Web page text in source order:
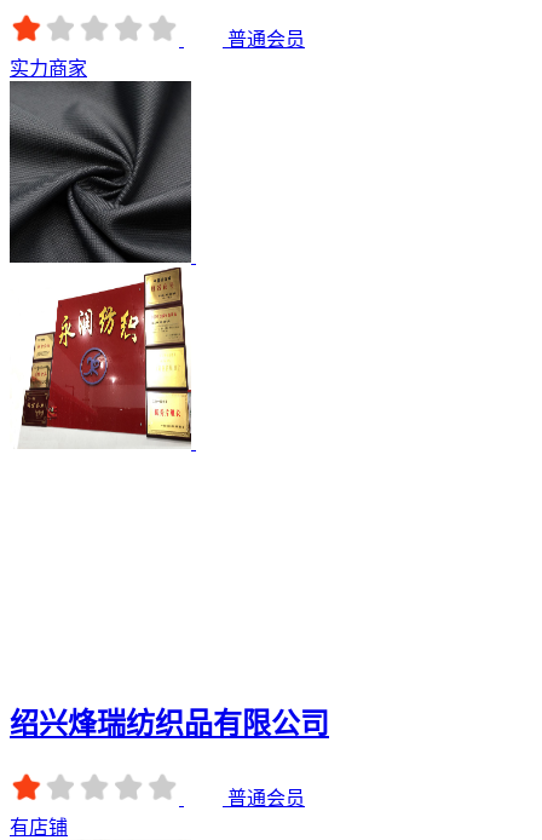
普通会员
实力商家
绍兴烽瑞纺织品有限公司
普通会员
有店铺